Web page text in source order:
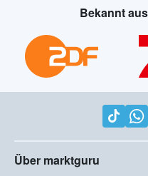
Bekannt
Über marktguru